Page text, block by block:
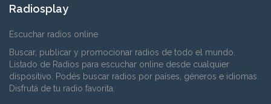
Radiosplay
Escuchar radios online
Buscar, publicar y promocionar radios de todo el mundo.
Listado de Radios para escuchar online desde cualquier
dispositivo. Podés buscar radios por países, géneros e idiomas.
Disfrutá de tu radio favorita.